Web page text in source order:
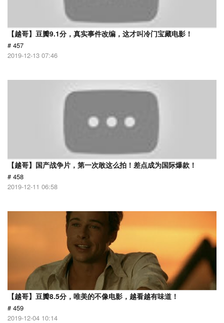
【越哥】豆瓣9.1分，真实事件改编，这才叫冷门宝藏电影！
# 457
2019-12-13 07:46
【越哥】国产战争片，第一次敢这么拍！差点成为国际爆款！
# 458
2019-12-11 06:58
【越哥】豆瓣8.5分，唯美的不像电影，越看越有味道！
# 459
2019-12-04 10:14